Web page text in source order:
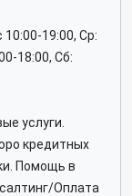
10:00-19:00, Ср:
18:00, Сб:
услуги.
кредитных
Помощь в
Оплата